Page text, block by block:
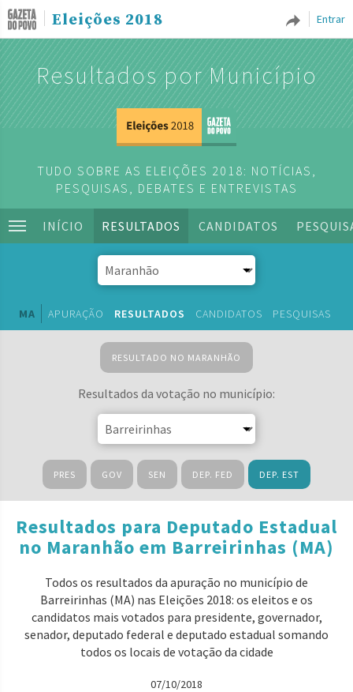
Entrar
Eleições 2018
Resultados por Município
TUDO SOBRE AS ELEIÇÕES 2018: NOTÍCIAS,
PESQUISAS, DEBATES E ENTREVISTAS
INÍCIO RESULTADOS CANDIDATOS
MA APURAÇÃO RESULTADOS CANDIDATOS PESQUISAS
RESULTADO NO MARANHÃO
Resultados da votação no município:
PRES GOV SEN DEP. FED DEP. EST
Resultados para Deputado Estadual
no Maranhão em Barreirinhas (MA)
Todos os resultados da apuração no município de
Barreirinhas (MA) nas Eleições 2018: os eleitos e os
candidatos mais votados para presidente, governador,
senador, deputado federal e deputado estadual somando
todos os locais de votação da cidade
07/10/2018